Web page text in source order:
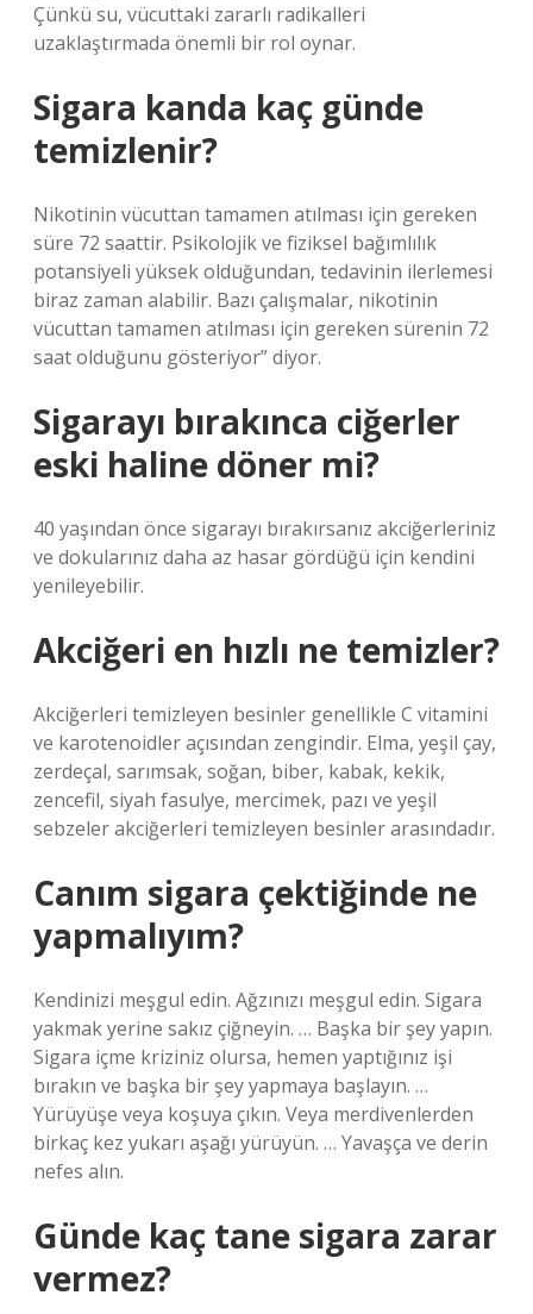
Çünkü su, vücuttaki zararlı radikalleri
uzaklaştırmada önemli bir rol oynar.
Sigara kanda kaç günde
temizlenir?
Nikotinin vücuttan tamamen atılması için gereken
süre 72 saattir. Psikolojik ve fiziksel bağımlılık
potansiyeli yüksek olduğundan, tedavinin ilerlemesi
biraz zaman alabilir. Bazı çalışmalar, nikotinin
vücuttan tamamen atılması için gereken sürenin 72
saat olduğunu gösteriyor” diyor.
Sigarayı bırakınca ciğerler
eski haline döner mi?
40 yaşından önce sigarayı bırakırsanız akciğerleriniz
ve dokularınız daha az hasar gördüğü için kendini
yenileyebilir.
Akciğeri en hızlı ne temizler?
Akciğerleri temizleyen besinler genellikle C vitamini
ve karotenoidler açısından zengindir. Elma, yeşil çay,
zerdeçal, sarımsak, soğan, biber, kabak, kekik,
zencefil, siyah fasulye, mercimek, pazı ve yeşil
sebzeler akciğerleri temizleyen besinler arasındadır.
Canım sigara çektiğinde ne
yapmalıyım?
Kendinizi meşgul edin. Ağzınızı meşgul edin. Sigara
yakmak yerine sakız çiğneyin. … Başka bir şey yapın.
Sigara içme kriziniz olursa, hemen yaptığınız işi
bırakın ve başka bir şey yapmaya başlayın. …
Yürüyüşe veya koşuya çıkın. Veya merdivenlerden
birkaç kez yukarı aşağı yürüyün. … Yavaşça ve derin
nefes alın.
Günde kaç tane sigara zarar
vermez?